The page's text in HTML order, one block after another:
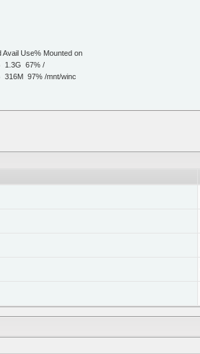
Use% Mounted on
67% /
97% /mnt/winc